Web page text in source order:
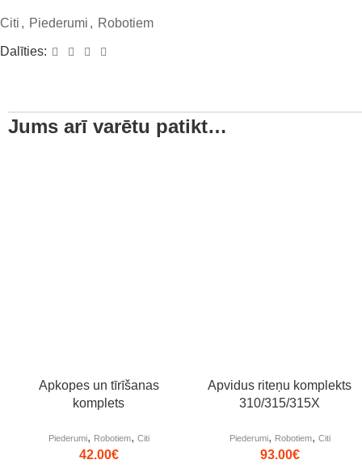
Citi , Piederumi , Robotiem
Dalīties:
Jums arī varētu patikt…
Apkopes un tīrīšanas
komplets
Piederumi, Robotiem, Citi
42.00€
Apvidus riteņu komplekts
310/315/315X
Piederumi, Robotiem, Citi
93.00€